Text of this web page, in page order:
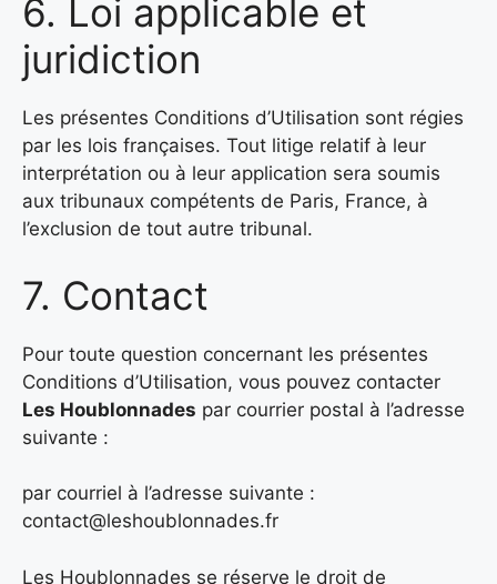
6. Loi applicable et
juridiction
Les présentes Conditions d’Utilisation sont régies
par les lois françaises. Tout litige relatif à leur
interprétation ou à leur application sera soumis
aux tribunaux compétents de Paris, France, à
l’exclusion de tout autre tribunal.
7. Contact
Pour toute question concernant les présentes
Conditions d’Utilisation, vous pouvez contacter
Les Houblonnades par courrier postal à l’adresse
suivante :
par courriel à l’adresse suivante :
contact@leshoublonnades.fr
Les Houblonnades se réserve le droit de